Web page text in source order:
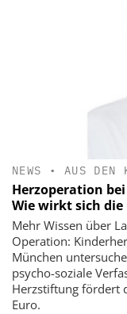
NEWS • AUS DEN
Herzoperation
Wie wirkt sich die
Mehr Wissen über
Operation:
München
psycho-soziale
Herzstiftung fördert
Euro.